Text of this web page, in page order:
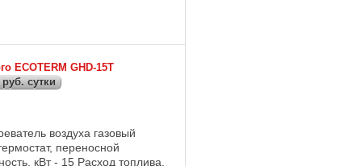
ECOTERM GHD-15T
сутки
воздуха газовый
переносной
кВт - 15 Расход топлива,